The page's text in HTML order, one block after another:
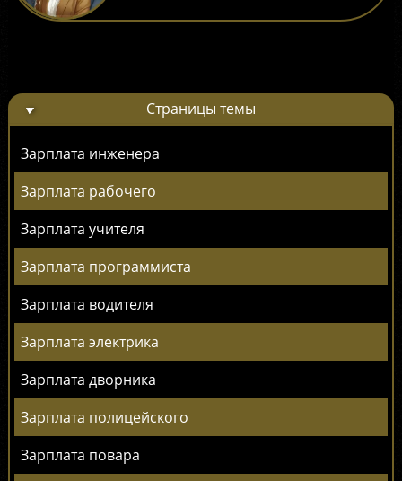
Страницы темы
Зарплата инженера
Зарплата рабочего
Зарплата учителя
Зарплата программиста
Зарплата водителя
Зарплата электрика
Зарплата дворника
Зарплата полицейского
Зарплата повара